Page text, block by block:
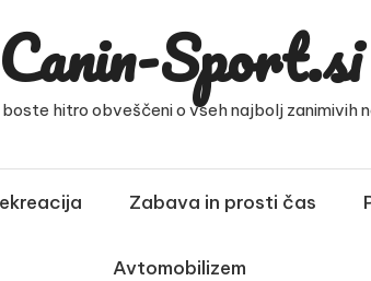
Canin-Sport.si
hitro obveščeni o vseh najbolj zanimivih
Zabava in prosti čas
Avtomobilizem